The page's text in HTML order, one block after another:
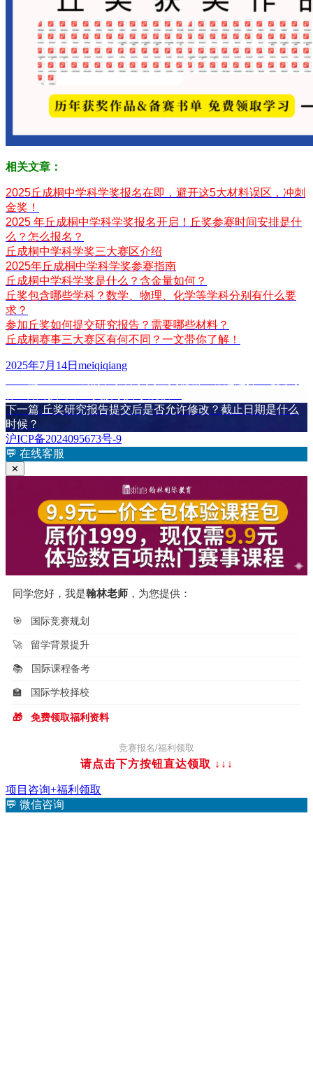
相关文章：
2025丘成桐中学科学奖报名在即，避开这5大材料误区，冲刺
金奖！
2025 年丘成桐中学科学奖报名开启！丘奖参赛时间安排是什
么？怎么报名？
丘成桐中学科学奖三大赛区介绍
2025年丘成桐中学科学奖参赛指南
丘成桐中学科学奖是什么？含金量如何？
丘奖包含哪些学科？数学、物理、化学等学科分别有什么要
求？
参加丘奖如何提交研究报告？需要哪些材料？
丘成桐赛事三大赛区有何不同？一文带你了解！
发
2025年7月14日 作
meiqiqiang
文
章
导
航
文
下一篇 下
文
章：
丘奖研究报告提交后是否允许修改？截止日期是什么
时候？
沪ICP备2024095673号-9
💬 在线客服
✕
同学您好，我是翰林老师 ，为您提供：
🎯 国际竞赛规划
🚀 留学背景提升
📚 国际课程备考
🏫 国际学校择校
🎁 免费领取福利资料
竞赛报名/福利领取
请点击下方按钮直达领取 ↓↓↓
项目咨询+福利领取
💬 微信咨询